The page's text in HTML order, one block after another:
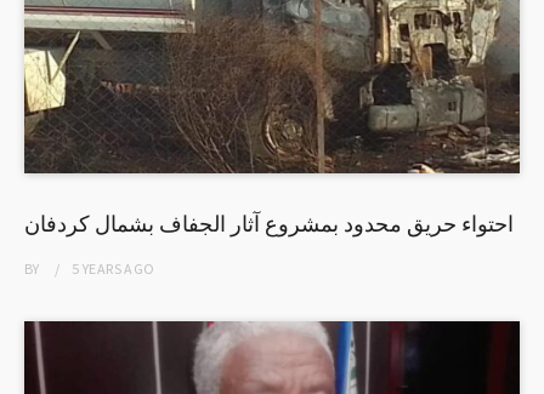
احتواء حريق محدود بمشروع آثار الجفاف بشمال كردفان
BY 5 YEARSAGO